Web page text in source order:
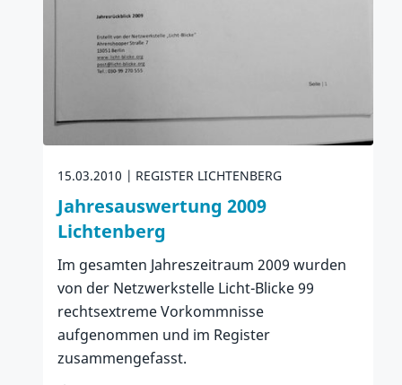
15.03.2010 REGISTER LICHTENBERG
Jahresauswertung 2009
Lichtenberg
Im gesamten Jahreszeitraum 2009 wurden
von der Netzwerkstelle Licht-Blicke 99
rechtsextreme Vorkommnisse
aufgenommen und im Register
zusammengefasst.